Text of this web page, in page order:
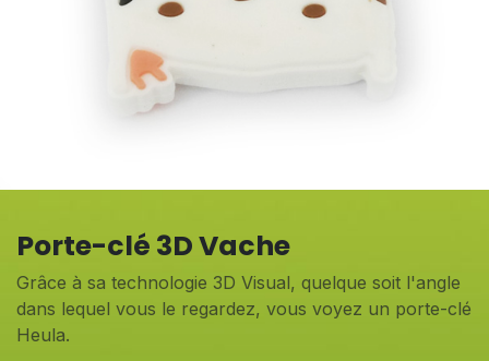
Porte-clé 3D Vache
Grâce à sa technologie 3D Visual, quelque soit l'angle
dans lequel vous le regardez, vous voyez un porte-clé
Heula.